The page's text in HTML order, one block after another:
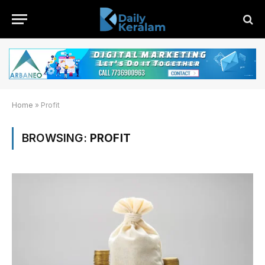
Home » Profit
BROWSING: PROFIT